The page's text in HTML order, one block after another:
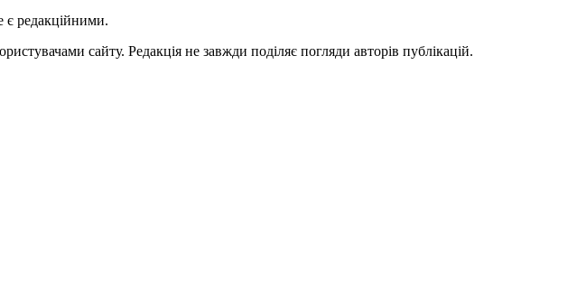
є редакційними.
сайту. Редакція не завжди поділяє погляди авторів публікацій.